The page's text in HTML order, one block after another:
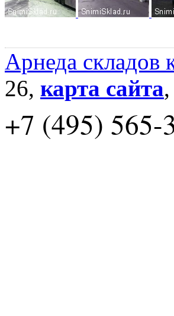
Арнеда складов
26, карта сайта,
+7 (495) 565-